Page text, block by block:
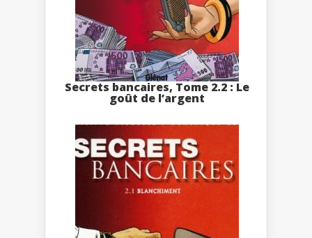
Secrets bancaires, Tome 2.2 : Le
goût de l’argent